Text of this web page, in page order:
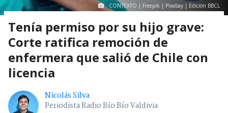
CONTEXTO | Freepik | Pixabay | Edición BBCL
Tenía permiso por su hijo grave:
Corte ratifica remoción de
enfermera que salió de Chile con
licencia
Nicolás Silva
Periodista Radio Bío Bío Valdivia